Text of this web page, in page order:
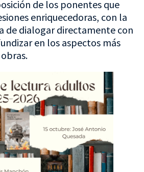
de los ponentes que
enriquecedoras, con la
de dialogar directamente con
en los aspectos más